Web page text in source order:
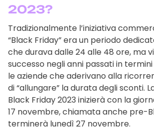
2023?
Tradizionalmente l’iniziativa
“Black Friday” era un periodo
che durava dalle 24 alle 48 ore, ma
successo negli anni passati in
le aziende che aderivano alla
di “allungare” la durata degli sconti.
Black Friday 2023 inizierà con la
17 novembre, chiamata anche pre-
terminerà lunedì 27 novembre.